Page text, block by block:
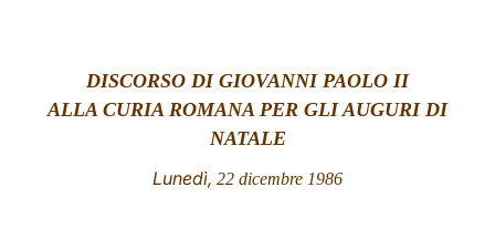
DISCORSO DI GIOVANNI PAOLO II
ALLA CURIA ROMANA PER GLI AUGURI DI
NATALE
Lunedì, 22 dicembre 1986